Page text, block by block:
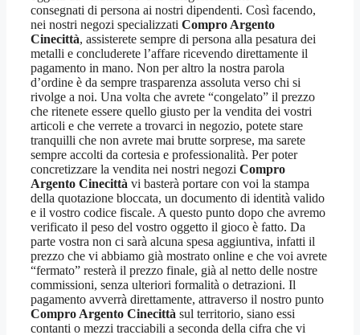
consegnati di persona ai nostri dipendenti. Così facendo,
nei nostri negozi specializzati Compro Argento
Cinecittà, assisterete sempre di persona alla pesatura dei
metalli e concluderete l’affare ricevendo direttamente il
pagamento in mano. Non per altro la nostra parola
d’ordine è da sempre trasparenza assoluta verso chi si
rivolge a noi. Una volta che avrete “congelato” il prezzo
che ritenete essere quello giusto per la vendita dei vostri
articoli e che verrete a trovarci in negozio, potete stare
tranquilli che non avrete mai brutte sorprese, ma sarete
sempre accolti da cortesia e professionalità. Per poter
concretizzare la vendita nei nostri negozi Compro
Argento Cinecittà vi basterà portare con voi la stampa
della quotazione bloccata, un documento di identità valido
e il vostro codice fiscale. A questo punto dopo che avremo
verificato il peso del vostro oggetto il gioco è fatto. Da
parte vostra non ci sarà alcuna spesa aggiuntiva, infatti il
prezzo che vi abbiamo già mostrato online e che voi avrete
“fermato” resterà il prezzo finale, già al netto delle nostre
commissioni, senza ulteriori formalità o detrazioni. Il
pagamento avverrà direttamente, attraverso il nostro punto
Compro Argento Cinecittà sul territorio, siano essi
contanti o mezzi tracciabili a seconda della cifra che vi